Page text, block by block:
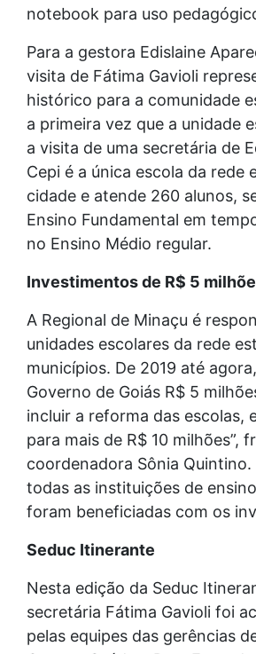
notebook para uso
Para a gestora Edislaine
visita de Fátima Gavioli
histórico para a comunidade
a primeira vez que a unidade
a visita de uma secretária de
Cepi é a única escola da rede
cidade e atende 260 alunos,
Ensino Fundamental em
no Ensino Médio regular.
Investimentos de R$ 5
A Regional de Minaçu é
unidades escolares da rede
municípios. De 2019 até
Governo de Goiás R$ 5
incluir a reforma das escolas,
para mais de R$ 10 milhões”,
coordenadora Sônia Quintino.
todas as instituições de
foram beneficiadas com os
Seduc Itinerante
Nesta edição da Seduc
secretária Fátima Gavioli foi
pelas equipes das gerências